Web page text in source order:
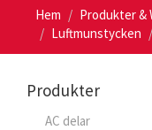
Hem Produkter &
Luftmunstycken
Produkter
AC delar